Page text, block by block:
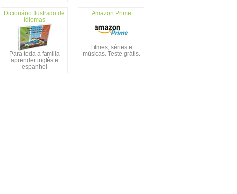
Dicionário Ilustrado de
Idiomas
Para toda a família
aprender inglês e
espanhol
Amazon Prime
Filmes, séries e
músicas. Teste grátis.